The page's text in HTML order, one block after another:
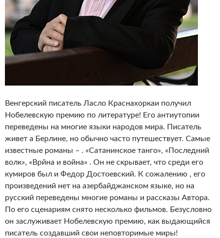
Венгерский писатель Ласло Краснахоркаи получил
Нобелевскую премию по литературе! Его антиутопии
переведены на многие языки народов мира. Писатель
живет а Берлине, но обычно часто путешествует. Самые
известные романы – . «Сатанинское танго», «Последний
волк», «Врйна и война» . Он не скрывает, что среди его
кумиров был и Федор Достоевский. К сожалению , его
произведений нет на азербайджанском языке, но на
русский переведены многие романы и рассказы Автора.
По его сценариям снято несколько фильмов. Безусловно
он заслуживает Нобелевскую премию, как выдающийся
писатель создавший свои неповторимые миры!